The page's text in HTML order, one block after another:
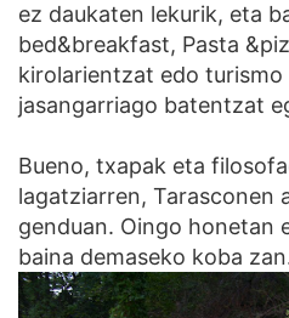
ez daukaten lekurik, eta
bed&breakfast, Pasta
kirolarientzat edo
jasangarriago batentzat
Bueno, txapak eta
lagatziarren, Tarasconen
genduan. Oingo honetan
baina demaseko koba